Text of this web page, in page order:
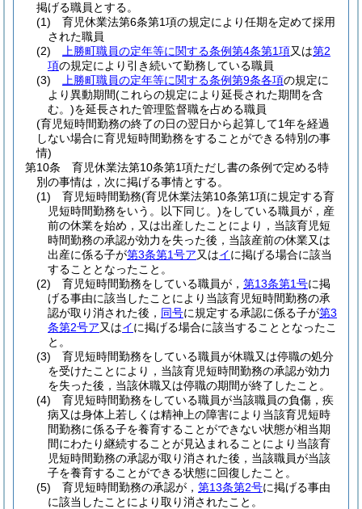
掲げる職員とする。
(1)
育児休業法第6条第1項の規定により任期を定めて採用
された職員
(2)
上勝町職員の定年等に関する条例第4条第1項又は第2
項の規定により引き続いて勤務している職員
(3)
上勝町職員の定年等に関する条例第9条各項の規定に
より異動期間(これらの規定により延長された期間を含
む。)を延長された管理監督職を占める職員
(育児短時間勤務の終了の日の翌日から起算して1年を経過
しない場合に育児短時間勤務をすることができる特別の事
情)
第10条
育児休業法第10条第1項ただし書の条例で定める特
別の事情は，次に掲げる事情とする。
(1)
育児短時間勤務(育児休業法第10条第1項に規定する育
児短時間勤務をいう。以下同じ。)をしている職員が，産
前の休業を始め，又は出産したことにより，当該育児短
時間勤務の承認が効力を失った後，当該産前の休業又は
出産に係る子が第3条第1号ア又はイに掲げる場合に該当
することとなったこと。
(2)
育児短時間勤務をしている職員が， 第13条第1号に掲
げる事由に該当したことにより当該育児短時間勤務の承
認が取り消された後， 同号に規定する承認に係る子が第3
条第2号ア又はイに掲げる場合に該当することとなったこ
と。
(3)
育児短時間勤務をしている職員が休職又は停職の処分
を受けたことにより，当該育児短時間勤務の承認が効力
を失った後，当該休職又は停職の期間が終了したこと。
(4)
育児短時間勤務をしている職員が当該職員の負傷，疾
病又は身体上若しくは精神上の障害により当該育児短時
間勤務に係る子を養育することができない状態が相当期
間にわたり継続することが見込まれることにより当該育
児短時間勤務の承認が取り消された後，当該職員が当該
子を養育することができる状態に回復したこと。
(5)
育児短時間勤務の承認が， 第13条第2号に掲げる事由
に該当したことにより取り消されたこと。